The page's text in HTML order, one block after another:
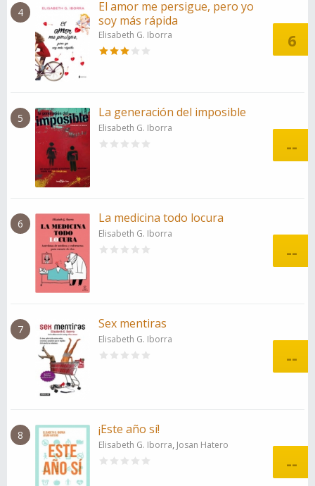
4
El amor me persigue, pero yo
soy más rápida
Elisabeth G. Iborra 6
5 La generación del imposible
Elisabeth G. Iborra
--
6 La medicina todo locura
Elisabeth G. Iborra
--
7 Sex mentiras
Elisabeth G. Iborra
--
8 ¡Este año sí!
Elisabeth G. Iborra, Josan Hatero
--